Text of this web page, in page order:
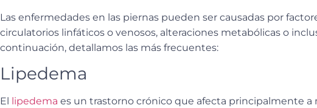
Las enfermedades en las piernas pueden ser causadas por
circulatorios linfáticos o venosos, alteraciones metabólicas o
continuación, detallamos las más frecuentes:
Lipedema
El lipedema es un trastorno crónico que afecta principalmente a